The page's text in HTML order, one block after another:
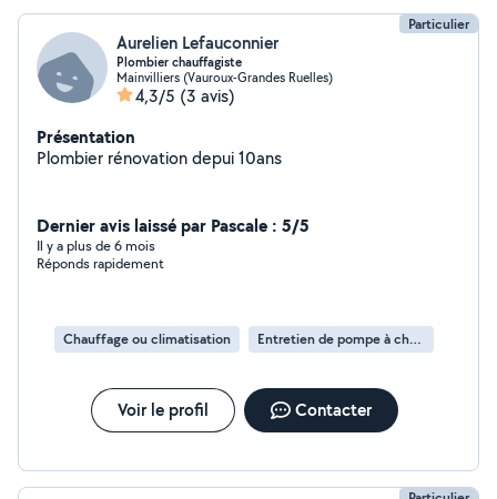
Particulier
Aurelien Lefauconnier
Plombier chauffagiste
Mainvilliers (Vauroux-Grandes Ruelles)
4,3/5 (3 avis)
Présentation
Plombier rénovation depui 10ans
Dernier avis laissé par Pascale : 5/5
Il y a plus de 6 mois
Réponds rapidement
Chauffage ou climatisation Entretien de pompe à chaleur
Voir le profil Contacter